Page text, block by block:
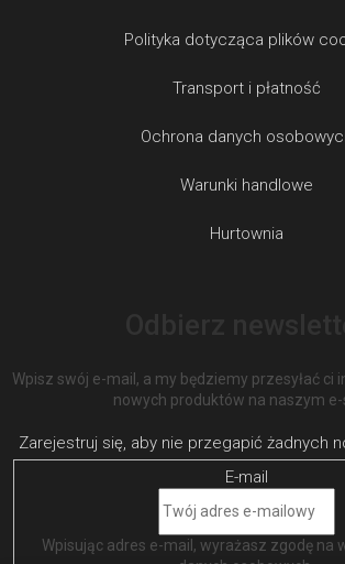
Polityka dotycząca plików
Transport i płatność
Ochrona danych
Warunki handlowe
Hurtownia
Wpisz swój e-mail, a my będziemy przesyłać
nowych produktów na naszym e-
E-mail
Wpisując adres e-mail, wyrażasz zgodę na